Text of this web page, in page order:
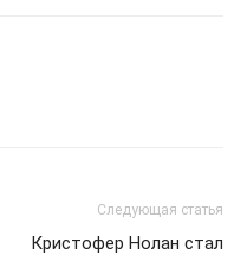
Следующая статья
Кристофер Нолан стал